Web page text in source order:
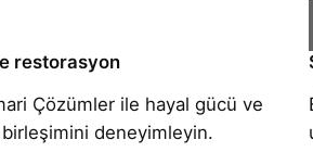
restorasyon
Çözümler ile hayal gücü ve
birleşimini deneyimleyin.